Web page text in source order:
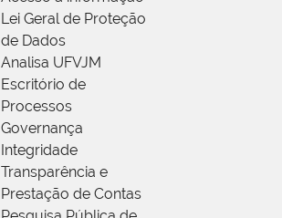
Lei Geral de Proteção
de Dados
Analisa UFVJM
Escritório de
Processos
Governança
Integridade
Transparência e
Prestação de Contas